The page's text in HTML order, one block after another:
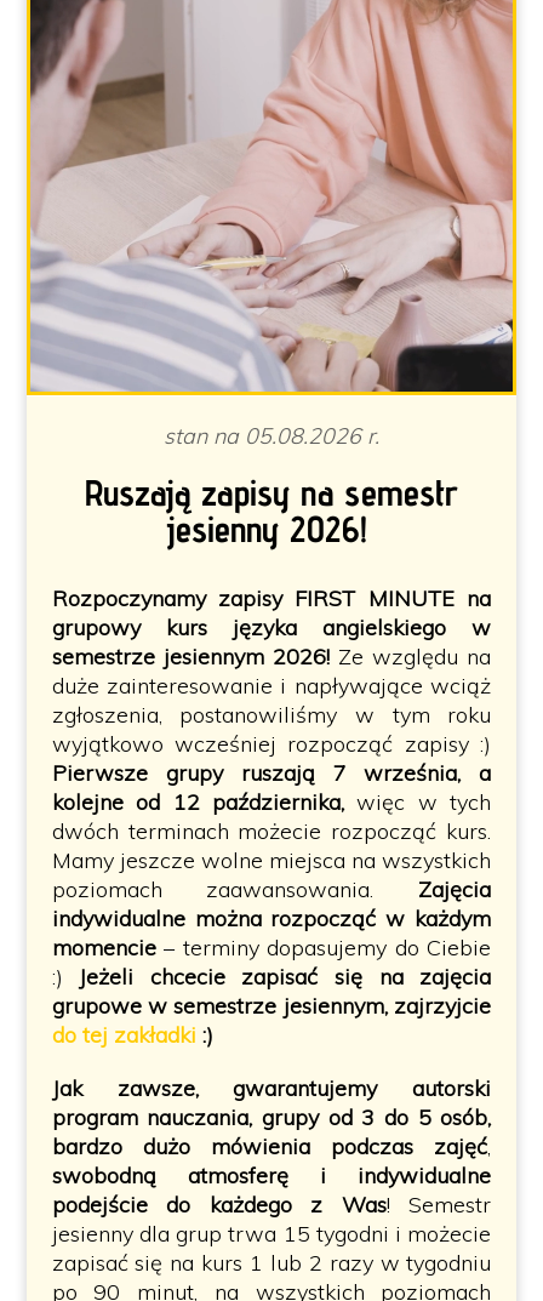
stan na 05.08.2026 r.
Ruszają zapisy na semestr
jesienny 2026!
Rozpoczynamy zapisy FIRST MINUTE na
grupowy kurs języka angielskiego w
semestrze jesiennym 2026!Ze względu na
duże zainteresowanie i napływające wciąż
zgłoszenia, postanowiliśmy w tym roku
wyjątkowo wcześniej rozpocząć zapisy :)
Pierwsze grupy ruszają 7 września, a
kolejne od 12 października,więc w tych
dwóch terminach możecie rozpocząć kurs.
Mamy jeszcze wolne miejsca na wszystkich
poziomach zaawansowania. Zajęcia
indywidualne można rozpocząć w każdym
momencie– terminy dopasujemy do Ciebie
:) Jeżeli chcecie zapisać się na zajęcia
grupowe w semestrze jesiennym, zajrzyjcie
do tej zakładki :)
Jak zawsze, gwarantujemyautorski
program nauczania, grupy od 3 do 5 osób,
bardzo dużo mówienia
podczas zajęć,
swobodną atmosferęi indywidualne
podejściedo każdego z Was! Semestr
jesienny dla grup trwa 15 tygodni i możecie
zapisać się na kurs 1 lub 2 razy w tygodniu
po 90 minut, na wszystkich poziomach